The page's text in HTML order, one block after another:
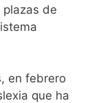
de
en febrero
que ha